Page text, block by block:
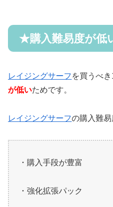
★購入難易度が低
レイジングサーフ を買うべき
が低いためです。
レイジングサーフの購入難易
・購入手段が豊富
・強化拡張パック